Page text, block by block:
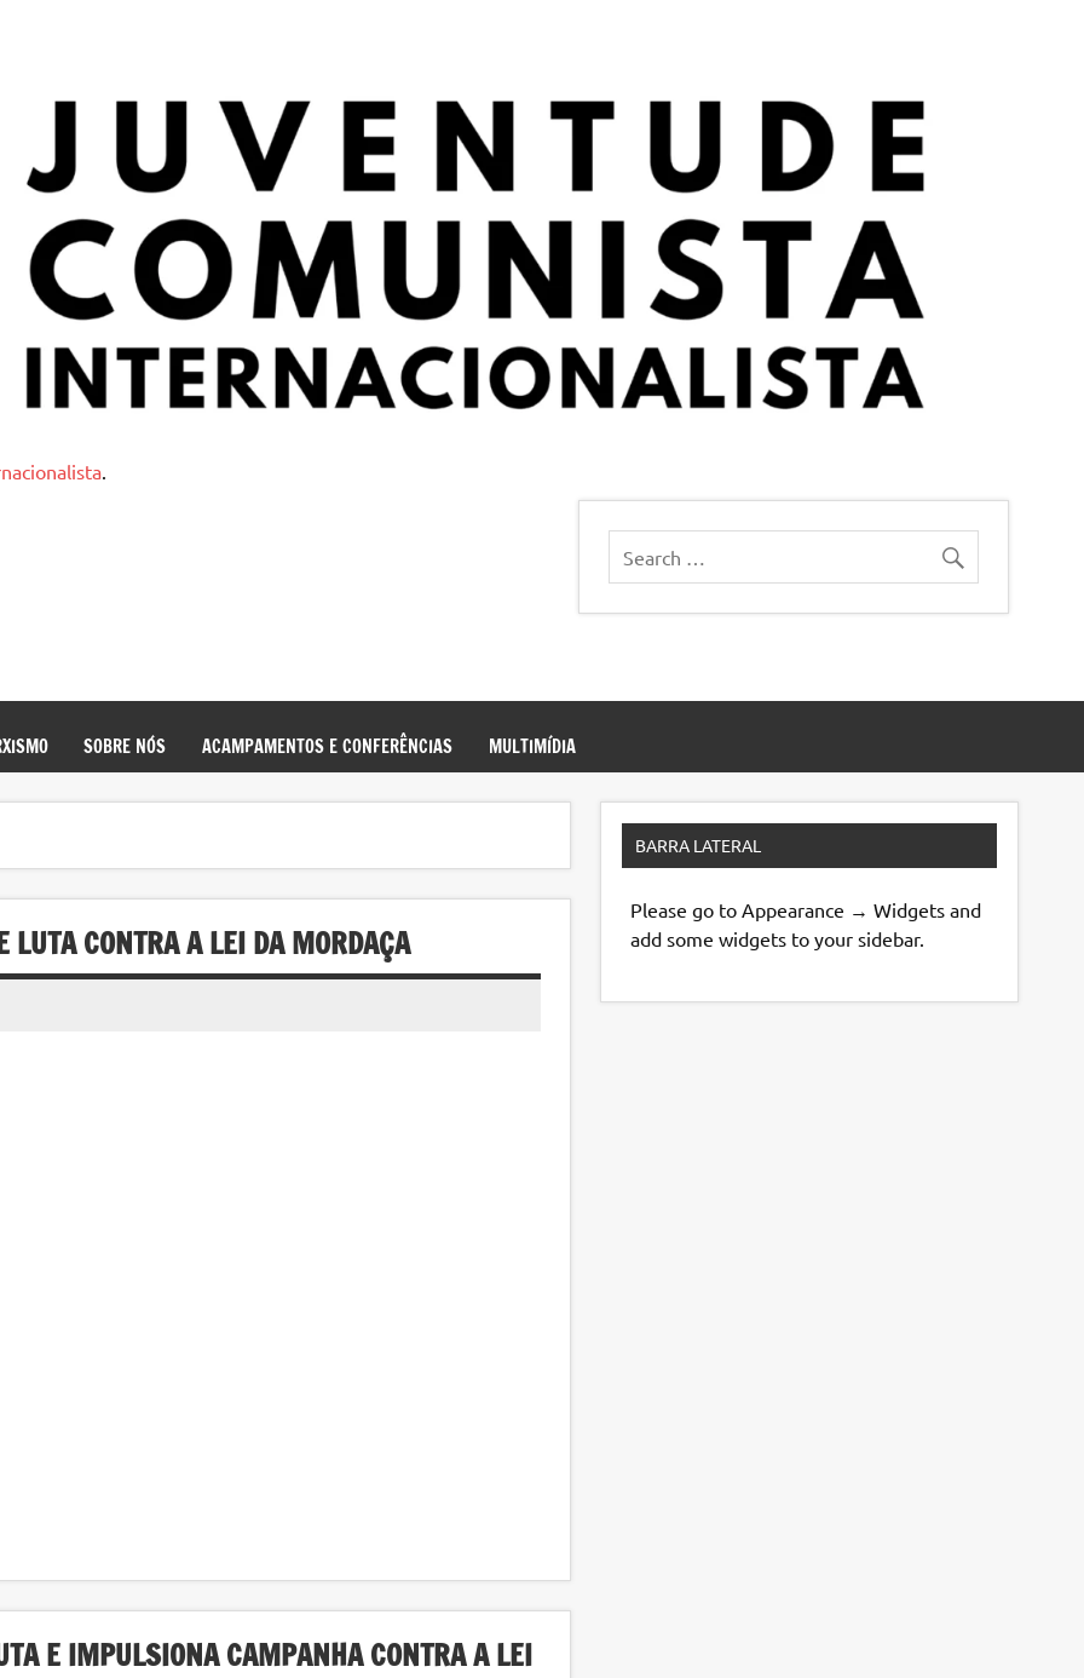
.
SOBRE NÓS ACAMPAMENTOS E CONFERÊNCIAS MULTIMÍDIA
LUTA CONTRA A LEI DA MORDAÇA
E IMPULSIONA CAMPANHA CONTRA A LEI
BARRA LATERAL
Please go to Appearance → Widgets and
add some widgets to your sidebar.